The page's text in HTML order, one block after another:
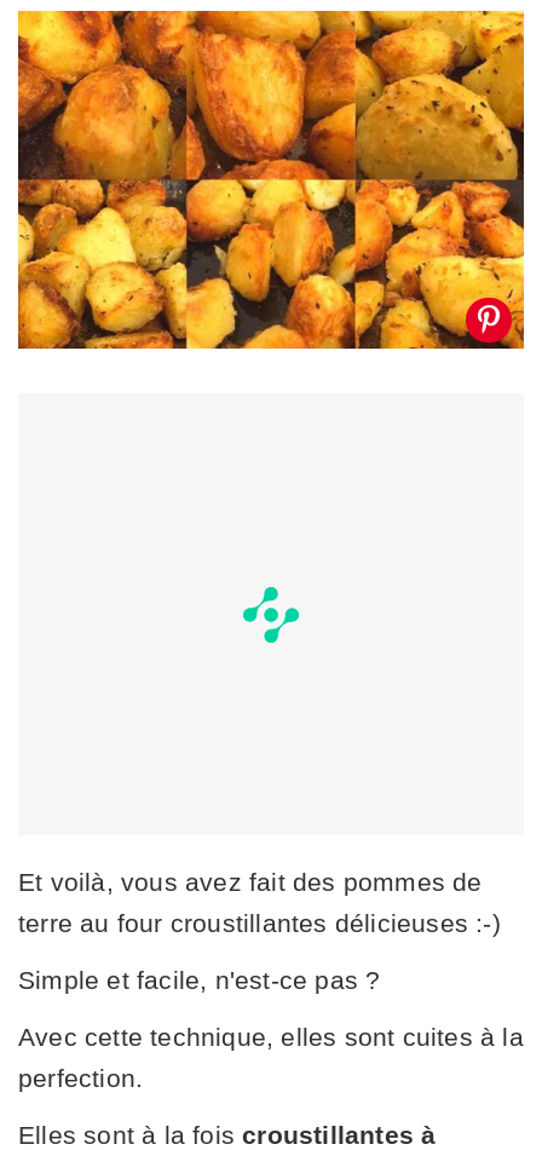
Et voilà, vous avez fait des pommes de
terre au four croustillantes délicieuses :-)
Simple et facile, n'est-ce pas ?
Avec cette technique, elles sont cuites à la
perfection.
Elles sont à la foiscroustillantes à